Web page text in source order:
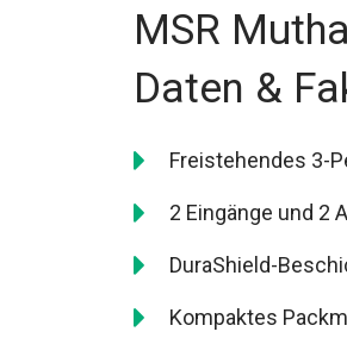
MSR
Daten &
Freistehendes 3-
2 Eingänge und 2
DuraShield-
Kompaktes